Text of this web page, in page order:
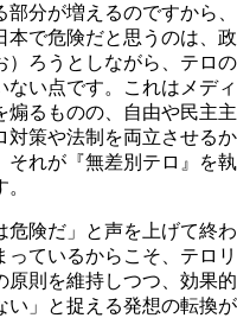
分が増えるのですから、
本で危険だと思うのは、政
）ろうとしながら、テロの
い点です。これはメディ
煽るものの、自由や民主主
対策や法制を両立させるか
それが『無差別テロ』を執
危険だ」と声を上げて終わ
ているからこそ、テロリ
原則を維持しつつ、効果的
い」と捉える発想の転換が